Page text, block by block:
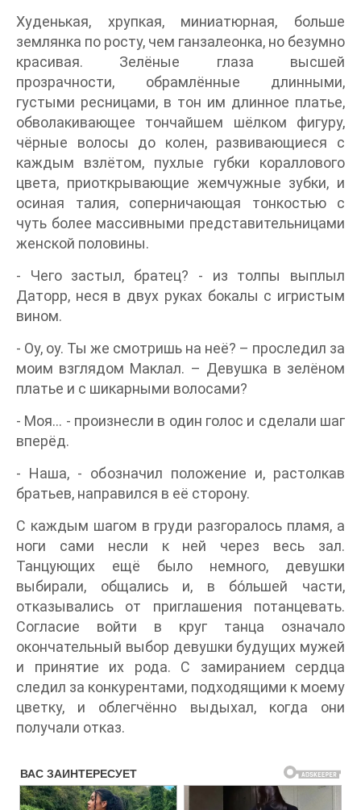
Худенькая, хрупкая, миниатюрная, больше
землянка по росту, чем ганзалеонка, но безумно
красивая. Зелёные глаза высшей
прозрачности, обрамлённые длинными,
густыми ресницами, в тон им длинное платье,
обволакивающее тончайшем шёлком фигуру,
чёрные волосы до колен, развивающиеся с
каждым взлётом, пухлые губки кораллового
цвета, приоткрывающие жемчужные зубки, и
осиная талия, соперничающая тонкостью с
чуть более массивными представительницами
женской половины.
- Чего застыл, братец? - из толпы выплыл
Даторр, неся в двух руках бокалы с игристым
вином.
- Оу, оу. Ты же смотришь на неё? – проследил за
моим взглядом Маклал. – Девушка в зелёном
платье и с шикарными волосами?
- Моя… - произнесли в один голос и сделали шаг
вперёд.
- Наша, - обозначил положение и, растолкав
братьев, направился в её сторону.
С каждым шагом в груди разгоралось пламя, а
ноги сами несли к ней через весь зал.
Танцующих ещё было немного, девушки
выбирали, общались и, в бо́льшей части,
отказывались от приглашения потанцевать.
Согласие войти в круг танца означало
окончательный выбор девушки будущих мужей
и принятие их рода. С замиранием сердца
следил за конкурентами, подходящими к моему
цветку, и облегчённо выдыхал, когда они
получали отказ.